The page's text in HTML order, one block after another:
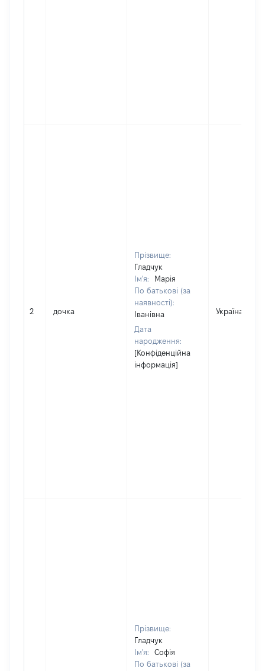
2 дочка
Прізвище:
Гладчук
Ім'я:
Марія
По батькові (за
наявності):
Іванівна
Дата
народження:
[Конфіденційна
інформація]
Україна
Прізвище:
Гладчук
Ім'я:
Софія
По батькові (за